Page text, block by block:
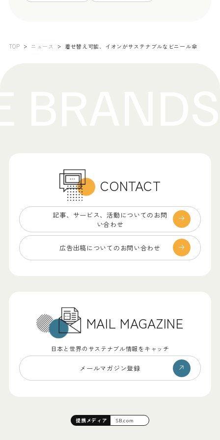
TOP ニュース 着せ替え可能、イオンがサステナブルなビニール傘
CONTACT
記事、サービス、 活動についてのお問
い合わせ
広告出稿についての お問い合わせ
MAIL MAGAZINE
日本と世界のサステナブル情報をキャッチ
メールマガジン登録
提携メディア SB.com